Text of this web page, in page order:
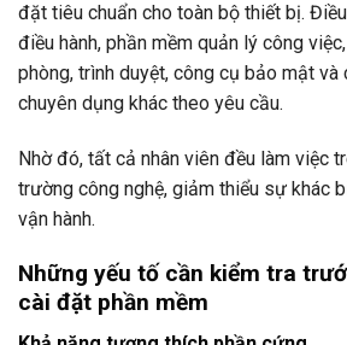
đặt tiêu chuẩn cho toàn bộ thiết bị.
điều hành, phần mềm quản lý công
phòng, trình duyệt, công cụ bảo mật và
chuyên dụng khác theo yêu cầu.
Nhờ đó, tất cả nhân viên đều làm việc
trường công nghệ, giảm thiểu sự khác
vận hành.
Những yếu tố cần kiểm tra
cài đặt phần mềm